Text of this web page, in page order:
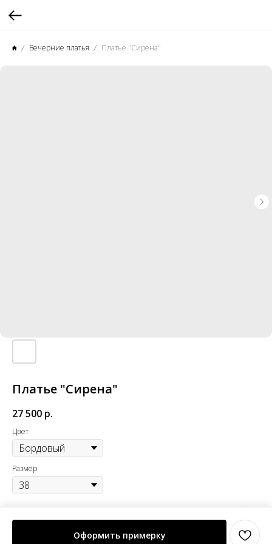
Вечерние платья Платье "Сирена"
Платье "Сирена"
27 500 р.
Цвет
Размер
Оформить примерку
Платье А-силуэта из эластичного атласа, с драпировкой по лифу. Юбка
полусолнце.